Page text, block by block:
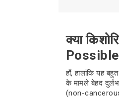
क्या
हाँ, हालांकि यह
के मामले बेहद
(non-cancerous)